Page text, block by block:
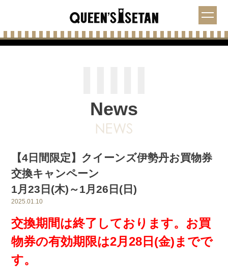
News
【4日間限定】クイーンズ伊勢丹お買物券
交換キャンペーン
1月23日(木)～1月26日(日)
2025.01.10
交換期間は終了しております。お買
物券の有効期限は2月28日(金)までで
す。